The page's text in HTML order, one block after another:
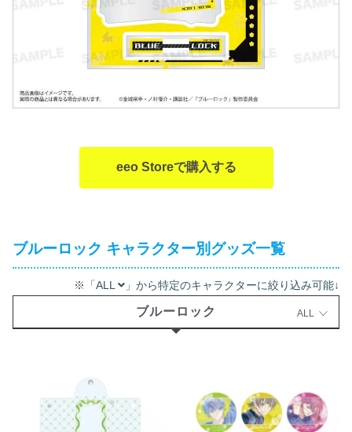
eeo Storeで購入する
ブルーロック キャラクター別グッズ一覧
※「ALL 」から特定のキャラクターに絞り込み可能↓
ブルーロック ALL